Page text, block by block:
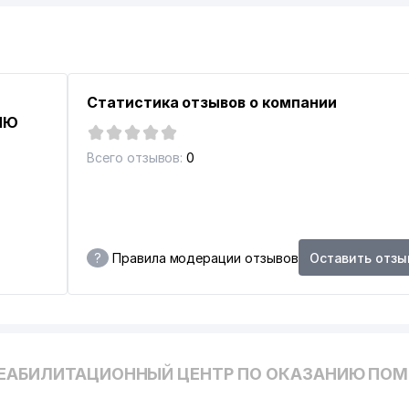
РАБОТНИКОВ, ОСУЩЕСТВЛЯЮЩИХ ДЕЯТЕЛЬНОСТЬ В
Статистика отзывов о компании
Всего отзывов: 0
? Правила модерации отзывов Оставить
ЦЕНТР ПО ОКАЗАНИЮ